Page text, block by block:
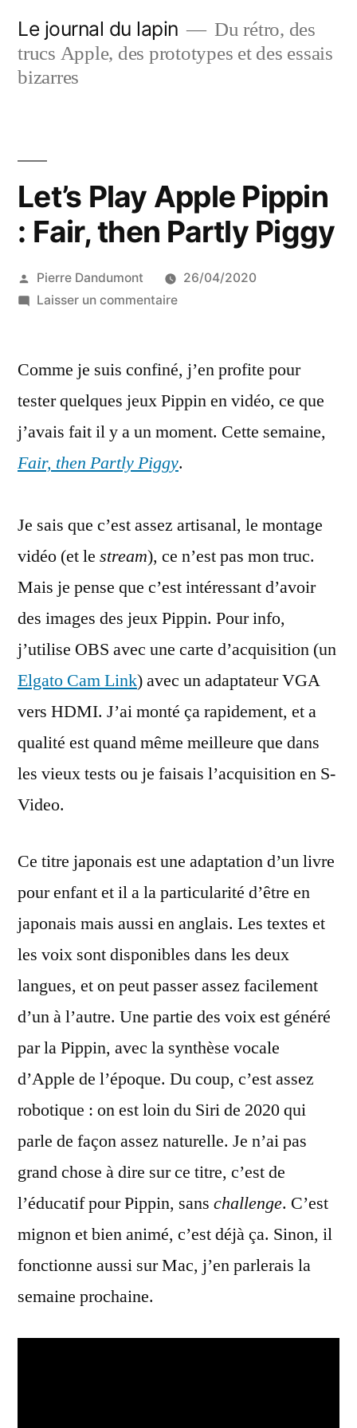
contenu
Le journal du lapin
Du rétro, des
trucs Apple, des prototypes et des essais
bizarres
Let’s Play Apple Pippin
: Fair, then Partly Piggy
Publié
par
Pierre Dandumont
26/04/2020
Laisser un commentairesur
Apple
:
Fair,
Comme je suis confiné, j’en profite pour
tester quelques jeux Pippin en vidéo, ce que
j’avais fait il y a un moment. Cette semaine,
Fair, then Partly Piggy.
Je sais que c’est assez artisanal, le montage
vidéo (et le stream), ce n’est pas mon truc.
Mais je pense que c’est intéressant d’avoir
des images des jeux Pippin. Pour info,
j’utilise OBS avec une carte d’acquisition (un
Elgato Cam Link) avec un adaptateur VGA
vers HDMI. J’ai monté ça rapidement, et a
qualité est quand même meilleure que dans
les vieux tests ou je faisais l’acquisition en S-
Video.
Ce titre japonais est une adaptation d’un livre
pour enfant et il a la particularité d’être en
japonais mais aussi en anglais. Les textes et
les voix sont disponibles dans les deux
langues, et on peut passer assez facilement
d’un à l’autre. Une partie des voix est généré
par la Pippin, avec la synthèse vocale
d’Apple de l’époque. Du coup, c’est assez
robotique : on est loin du Siri de 2020 qui
parle de façon assez naturelle. Je n’ai pas
grand chose à dire sur ce titre, c’est de
l’éducatif pour Pippin, sans challenge. C’est
mignon et bien animé, c’est déjà ça. Sinon, il
fonctionne aussi sur Mac, j’en parlerais la
semaine prochaine.